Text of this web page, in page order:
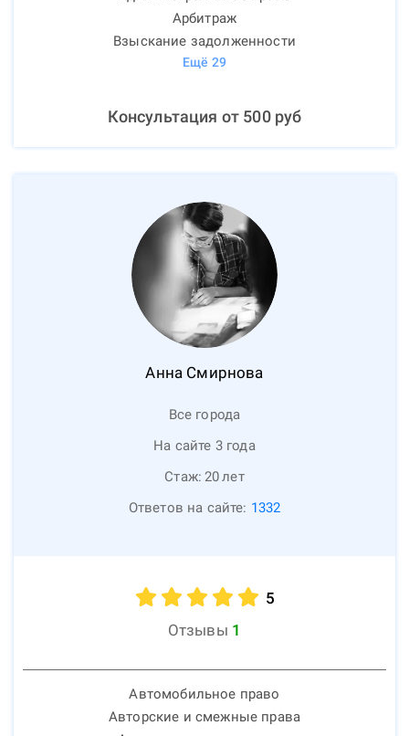
Арбитраж
Взыскание задолженности
Ещё 29
Консультация от 500руб
Анна Смирнова
Все города
На сайте 3 года
Стаж: 20лет
Ответов на сайте: 1332
5
Отзывы 1
Автомобильное право
Авторские и смежные права